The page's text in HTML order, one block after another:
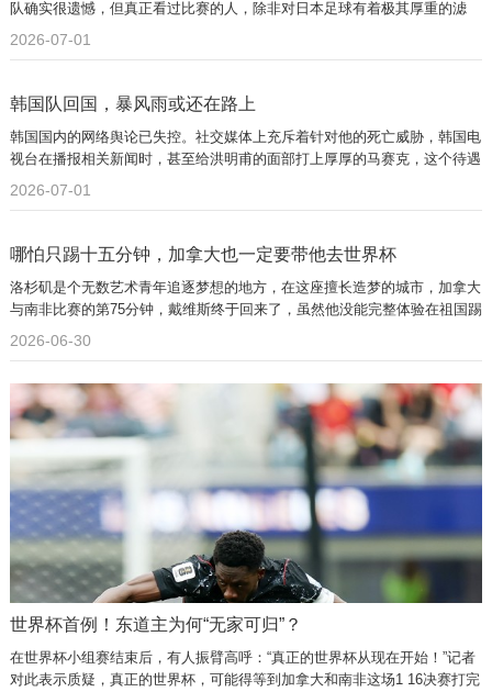
队确实很遗憾，但真正看过比赛的人，除非对日本足球有着极其厚重的滤
镜，否则绝不应该有这样的想法。
2026-07-01
韩国队回国，暴风雨或还在路上
韩国国内的网络舆论已失控。社交媒体上充斥着针对他的死亡威胁，韩国电
视台在播报相关新闻时，甚至给洪明甫的面部打上厚厚的马赛克，这个待遇
一般都是给通缉犯的。
2026-07-01
哪怕只踢十五分钟，加拿大也一定要带他去世界杯
洛杉矶是个无数艺术青年追逐梦想的地方，在这座擅长造梦的城市，加拿大
与南非比赛的第75分钟，戴维斯终于回来了，虽然他没能完整体验在祖国踢
世界杯的感觉，但能体验踢世界杯淘汰赛的感觉，也不错。
2026-06-30
世界杯首例！东道主为何“无家可归”？
在世界杯小组赛结束后，有人振臂高呼：“真正的世界杯从现在开始！”记者
对此表示质疑，真正的世界杯，可能得等到加拿大和南非这场1 16决赛打完